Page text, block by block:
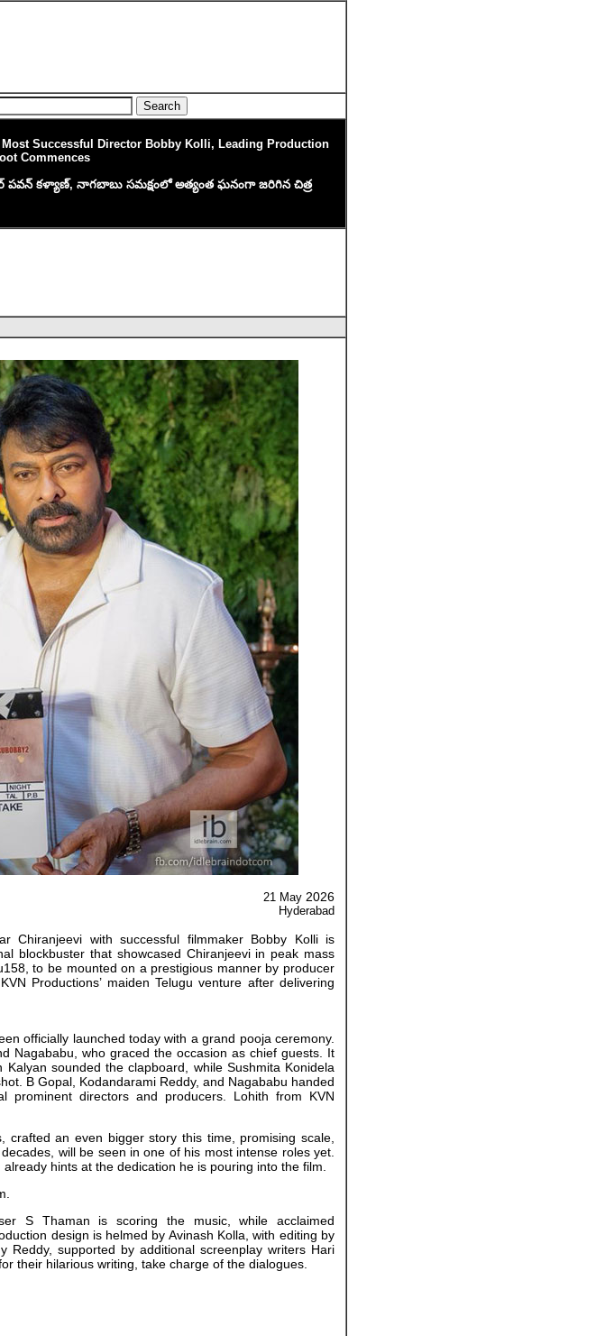
Successful Director Bobby Kolli, Leading Production
Commences
పవన్ కళ్యాణ్, నాగబాబు సమక్షంలో అత్యంత ఘనంగా జరిగిన చిత్ర
21 May 2026
Hyderabad
Chiranjeevi with successful filmmaker Bobby Kolli is
blockbuster that showcased Chiranjeevi in peak mass
to be mounted on a prestigious manner by producer
Productions’ maiden Telugu venture after delivering
officially launched today with a grand pooja ceremony.
Nagababu, who graced the occasion as chief guests. It
sounded the clapboard, while Sushmita Konidela
B Gopal, Kodandarami Reddy, and Nagababu handed
directors and producers. Lohith from KVN
an even bigger story this time, promising scale,
will be seen in one of his most intense roles yet.
hints at the dedication he is pouring into the film.
S Thaman is scoring the music, while acclaimed
design is helmed by Avinash Kolla, with editing by
Reddy, supported by additional screenplay writers Hari
their hilarious writing, take charge of the dialogues.